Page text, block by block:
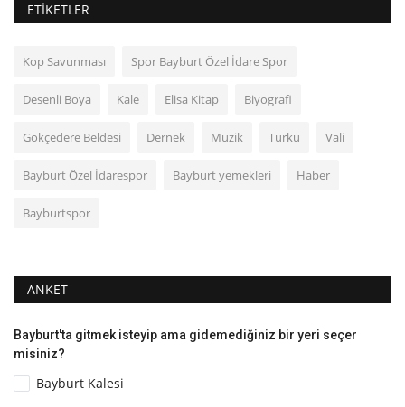
ETIKETLER
Kop Savunması Spor Bayburt Özel İdare Spor
Desenli Boya Kale Elisa Kitap Biyografi
Gökçedere Beldesi Dernek Müzik Türkü Vali
Bayburt Özel İdarespor Bayburt yemekleri Haber
Bayburtspor
ANKET
Bayburt'ta gitmek isteyip ama gidemediğiniz bir yeri seçer
misiniz?
Bayburt Kalesi